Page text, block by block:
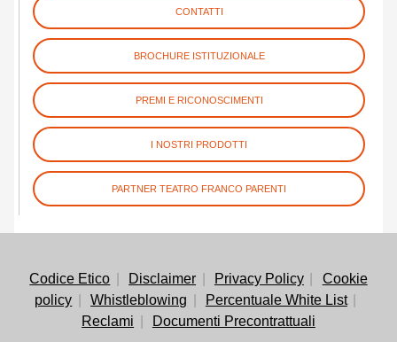
CONTATTI
BROCHURE ISTITUZIONALE
PREMI E RICONOSCIMENTI
I NOSTRI PRODOTTI
PARTNER TEATRO FRANCO PARENTI
Codice Etico Disclaimer Privacy Policy
Cookie
policy
Whistleblowing
Percentuale White List
Reclami
Documenti Precontrattuali